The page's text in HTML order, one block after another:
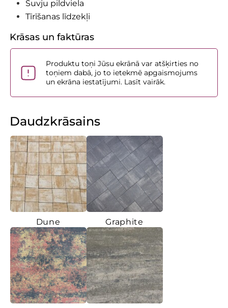
Šuvju pildviela
Tīrīšanas līdzekļi
Krāsas un faktūras
Produktu toņi Jūsu ekrānā var atšķirties no
toņiem dabā, jo to ietekmē apgaismojums
un ekrāna iestatījumi. Lasīt vairāk.
Daudzkrāsains
Dune Graphite